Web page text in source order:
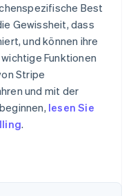
Best
Gewissheit, dass
und können ihre
Funktionen
Stripe
und mit der
lesen Sie
.